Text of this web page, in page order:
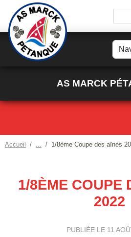
AS MARCK
Accueil 1/8ème Coupe des aînés
1/8ÈME COUPE
2022
PUBLIÉE LE 11
Panneau de gestion des cookies